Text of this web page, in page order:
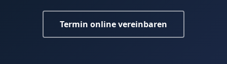
Termin online vereinbaren